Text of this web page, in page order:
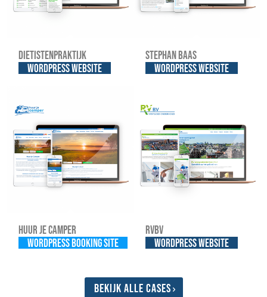
Dietistenpraktijk
WordPress website
Stephan Baas
WordPress website
Huur je Camper
WordPress Booking site
RVBV
WordPress website
Bekijk alle cases